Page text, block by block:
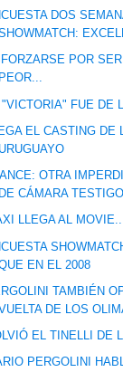
DOS
POR
"VICTORIA" FUE DE
EL CASTING DE
OTRA
CÁMARA TESTIGO
LLEGA AL
EN EL 2008
TAMBIÉN
DE LOS
EL TINELLI DE
PERGOLINI